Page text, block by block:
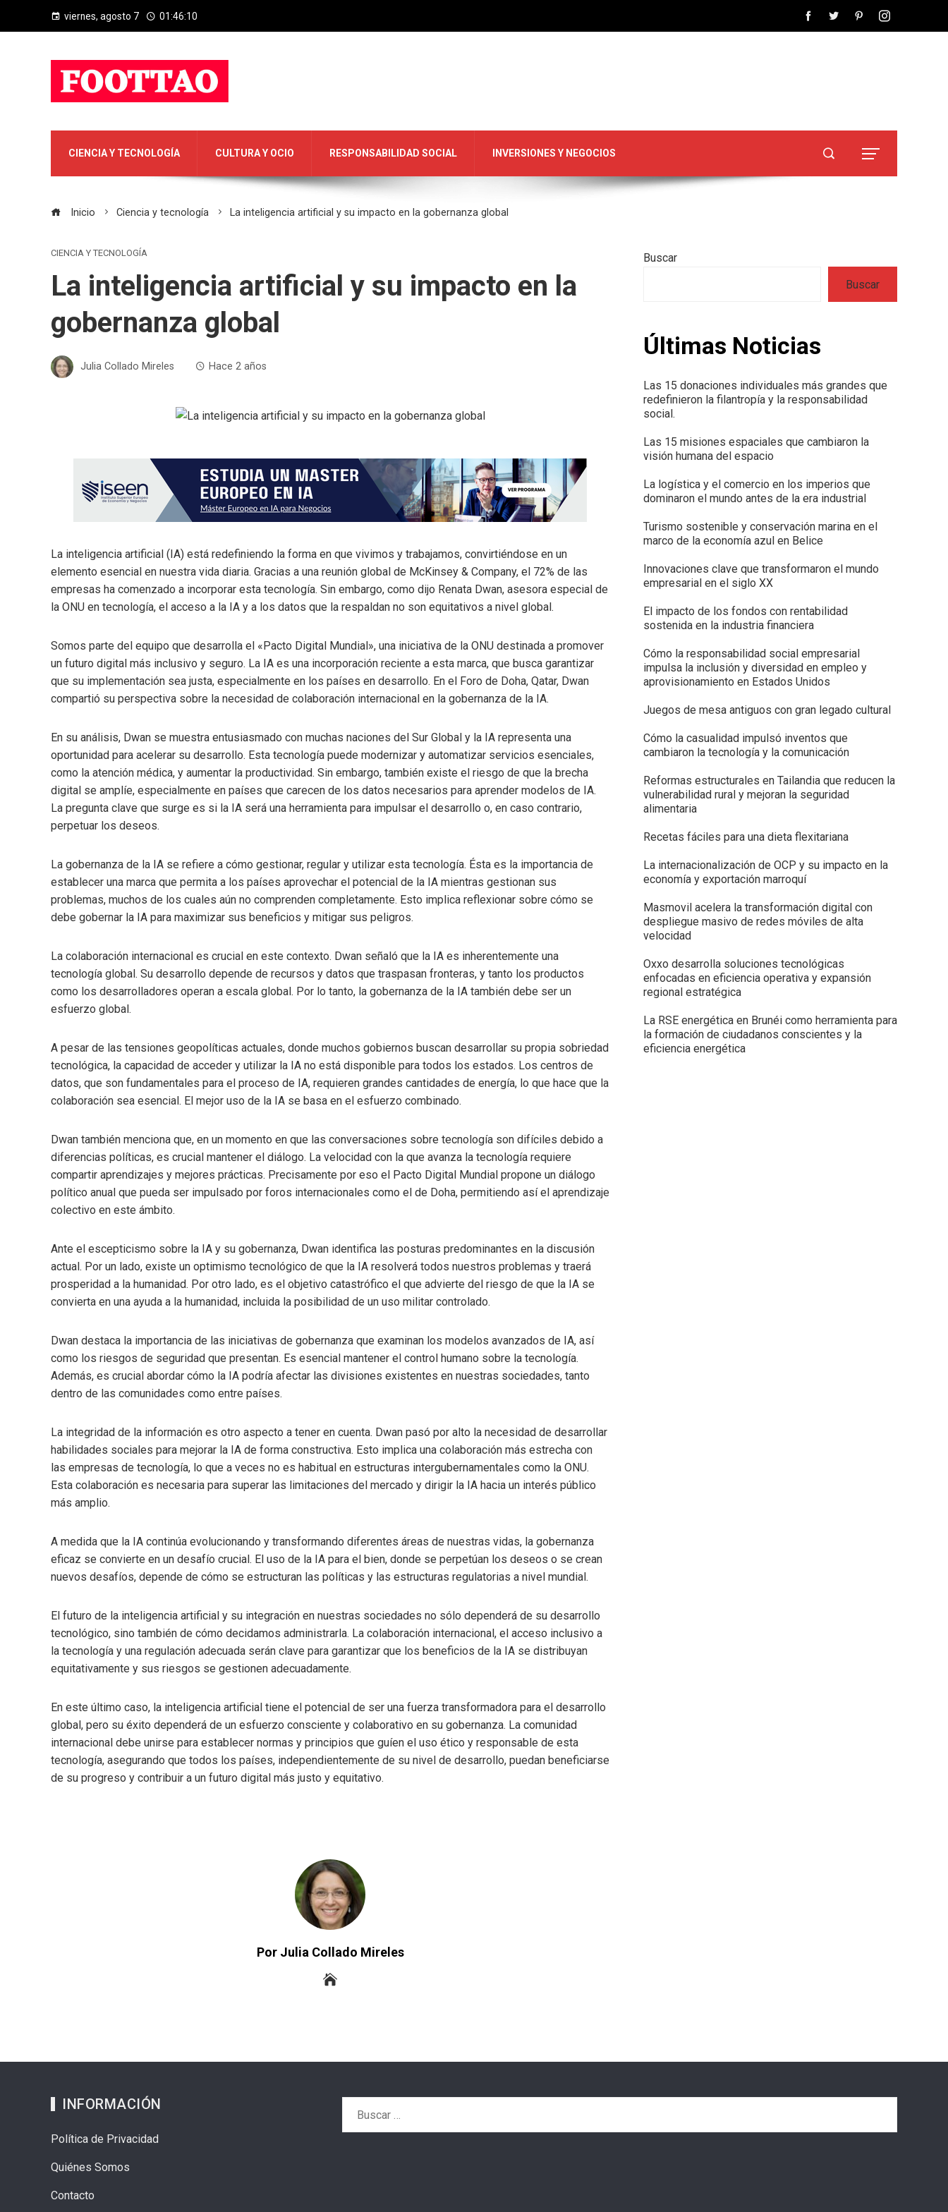
viernes, agosto 7 01:46:10
CIENCIA Y TECNOLOGÍA CULTURA Y OCIO RESPONSABILIDAD SOCIAL INVERSIONES Y NEGOCIOS
Inicio Ciencia y tecnología La inteligencia artificial y su impacto en la gobernanza global
CIENCIA Y TECNOLOGÍA
La inteligencia artificial y su impacto en la
gobernanza global
Julia Collado Mireles Hace 2 años
La inteligencia artificial (IA) está redefiniendo la forma en que vivimos y trabajamos, convirtiéndose en un
elemento esencial en nuestra vida diaria. Gracias a una reunión global de McKinsey & Company, el 72% de las
empresas ha comenzado a incorporar esta tecnología. Sin embargo, como dijo Renata Dwan, asesora especial de
la ONU en tecnología, el acceso a la IA y a los datos que la respaldan no son equitativos a nivel global.
Somos parte del equipo que desarrolla el «Pacto Digital Mundial», una iniciativa de la ONU destinada a promover
un futuro digital más inclusivo y seguro. La IA es una incorporación reciente a esta marca, que busca garantizar
que su implementación sea justa, especialmente en los países en desarrollo. En el Foro de Doha, Qatar, Dwan
compartió su perspectiva sobre la necesidad de colaboración internacional en la gobernanza de la IA.
En su análisis, Dwan se muestra entusiasmado con muchas naciones del Sur Global y la IA representa una
oportunidad para acelerar su desarrollo. Esta tecnología puede modernizar y automatizar servicios esenciales,
como la atención médica, y aumentar la productividad. Sin embargo, también existe el riesgo de que la brecha
digital se amplíe, especialmente en países que carecen de los datos necesarios para aprender modelos de IA.
La pregunta clave que surge es si la IA será una herramienta para impulsar el desarrollo o, en caso contrario,
perpetuar los deseos.
La gobernanza de la IA se refiere a cómo gestionar, regular y utilizar esta tecnología. Ésta es la importancia de
establecer una marca que permita a los países aprovechar el potencial de la IA mientras gestionan sus
problemas, muchos de los cuales aún no comprenden completamente. Esto implica reflexionar sobre cómo se
debe gobernar la IA para maximizar sus beneficios y mitigar sus peligros.
La colaboración internacional es crucial en este contexto. Dwan señaló que la IA es inherentemente una
tecnología global. Su desarrollo depende de recursos y datos que traspasan fronteras, y tanto los productos
como los desarrolladores operan a escala global. Por lo tanto, la gobernanza de la IA también debe ser un
esfuerzo global.
A pesar de las tensiones geopolíticas actuales, donde muchos gobiernos buscan desarrollar su propia sobriedad
tecnológica, la capacidad de acceder y utilizar la IA no está disponible para todos los estados. Los centros de
datos, que son fundamentales para el proceso de IA, requieren grandes cantidades de energía, lo que hace que la
colaboración sea esencial. El mejor uso de la IA se basa en el esfuerzo combinado.
Dwan también menciona que, en un momento en que las conversaciones sobre tecnología son difíciles debido a
diferencias políticas, es crucial mantener el diálogo. La velocidad con la que avanza la tecnología requiere
compartir aprendizajes y mejores prácticas. Precisamente por eso el Pacto Digital Mundial propone un diálogo
político anual que pueda ser impulsado por foros internacionales como el de Doha, permitiendo así el aprendizaje
colectivo en este ámbito.
Ante el escepticismo sobre la IA y su gobernanza, Dwan identifica las posturas predominantes en la discusión
actual. Por un lado, existe un optimismo tecnológico de que la IA resolverá todos nuestros problemas y traerá
prosperidad a la humanidad. Por otro lado, es el objetivo catastrófico el que advierte del riesgo de que la IA se
convierta en una ayuda a la humanidad, incluida la posibilidad de un uso militar controlado.
Dwan destaca la importancia de las iniciativas de gobernanza que examinan los modelos avanzados de IA, así
como los riesgos de seguridad que presentan. Es esencial mantener el control humano sobre la tecnología.
Además, es crucial abordar cómo la IA podría afectar las divisiones existentes en nuestras sociedades, tanto
dentro de las comunidades como entre países.
La integridad de la información es otro aspecto a tener en cuenta. Dwan pasó por alto la necesidad de desarrollar
habilidades sociales para mejorar la IA de forma constructiva. Esto implica una colaboración más estrecha con
las empresas de tecnología, lo que a veces no es habitual en estructuras intergubernamentales como la ONU.
Esta colaboración es necesaria para superar las limitaciones del mercado y dirigir la IA hacia un interés público
más amplio.
A medida que la IA continúa evolucionando y transformando diferentes áreas de nuestras vidas, la gobernanza
eficaz se convierte en un desafío crucial. El uso de la IA para el bien, donde se perpetúan los deseos o se crean
nuevos desafíos, depende de cómo se estructuran las políticas y las estructuras regulatorias a nivel mundial.
El futuro de la inteligencia artificial y su integración en nuestras sociedades no sólo dependerá de su desarrollo
tecnológico, sino también de cómo decidamos administrarla. La colaboración internacional, el acceso inclusivo a
la tecnología y una regulación adecuada serán clave para garantizar que los beneficios de la IA se distribuyan
equitativamente y sus riesgos se gestionen adecuadamente.
En este último caso, la inteligencia artificial tiene el potencial de ser una fuerza transformadora para el desarrollo
global, pero su éxito dependerá de un esfuerzo consciente y colaborativo en su gobernanza. La comunidad
internacional debe unirse para establecer normas y principios que guíen el uso ético y responsable de esta
tecnología, asegurando que todos los países, independientemente de su nivel de desarrollo, puedan beneficiarse
de su progreso y contribuir a un futuro digital más justo y equitativo.
Por Julia Collado Mireles
Buscar
Buscar
Últimas Noticias
Las 15 donaciones individuales más grandes que
redefinieron la filantropía y la responsabilidad
social.
Las 15 misiones espaciales que cambiaron la
visión humana del espacio
La logística y el comercio en los imperios que
dominaron el mundo antes de la era industrial
Turismo sostenible y conservación marina en el
marco de la economía azul en Belice
Innovaciones clave que transformaron el mundo
empresarial en el siglo XX
El impacto de los fondos con rentabilidad
sostenida en la industria financiera
Cómo la responsabilidad social empresarial
impulsa la inclusión y diversidad en empleo y
aprovisionamiento en Estados Unidos
Juegos de mesa antiguos con gran legado cultural
Cómo la casualidad impulsó inventos que
cambiaron la tecnología y la comunicación
Reformas estructurales en Tailandia que reducen la
vulnerabilidad rural y mejoran la seguridad
alimentaria
Recetas fáciles para una dieta flexitariana
La internacionalización de OCP y su impacto en la
economía y exportación marroquí
Masmovil acelera la transformación digital con
despliegue masivo de redes móviles de alta
velocidad
Oxxo desarrolla soluciones tecnológicas
enfocadas en eficiencia operativa y expansión
regional estratégica
La RSE energética en Brunéi como herramienta para
la formación de ciudadanos conscientes y la
eficiencia energética
INFORMACIÓN
Política de Privacidad
Quiénes Somos
Contacto